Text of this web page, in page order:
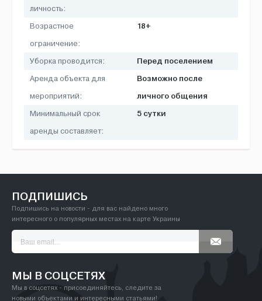
личность:
Возрастное
ограничение:
18+
Уборка проводится: Перед поселением
Аренда объекта для
мероприятий:
Возможно после
личного общения
Минимальный срок
аренды составляет:
5 сутки
ПОДПИШИСЬ
Подпишись на новости - для вас найдено много
интересного о популярных местах на карте Украины
МЫ В СОЦСЕТЯХ
Мы в соцсетях - присоединяйтесь, следите за
новыми объектами и интересными статьями!